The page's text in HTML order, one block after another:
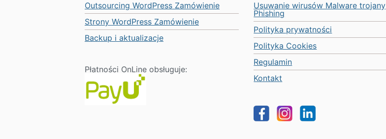
Outsourcing WordPress Zamówienie
Strony WordPress Zamówienie
Backup i aktualizacje
Płatności OnLine obsługuje:
Usuwanie wirusów Malware trojany
Phishing
Polityka prywatności
Polityka Cookies
Regulamin
Kontakt